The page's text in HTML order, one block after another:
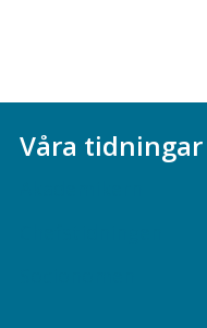
Våra tidningar